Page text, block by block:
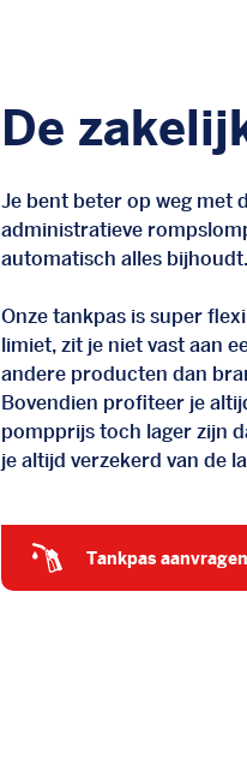
De
Je bent beter op weg met
administratieve
automatisch alles
Onze tankpas is super
limiet, zit je niet vast aan
andere producten dan
Bovendien profiteer je
pompprijs toch lager zijn
je altijd verzekerd van de
tankpas aanvragen